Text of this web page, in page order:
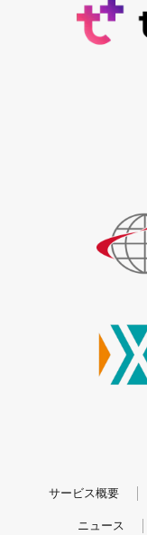
サービス概要
ニュース